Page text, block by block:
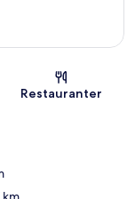
Restauranter